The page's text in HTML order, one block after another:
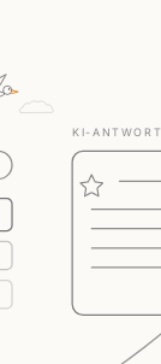
KI-ANTWORT